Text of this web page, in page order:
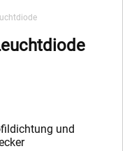
und